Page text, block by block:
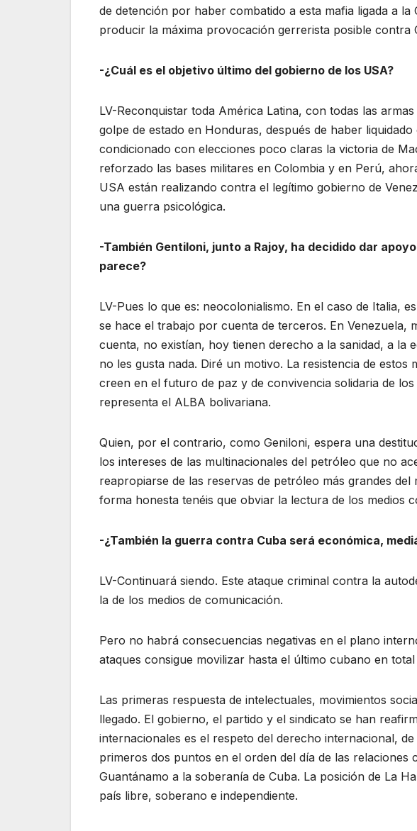
de detención por haber combatido a esta mafia ligada a
producir la máxima provocación gerrerista posible contra
-¿Cuál es el objetivo último del gobierno de los USA?
LV-Reconquistar toda América Latina, con todas las
golpe de estado en Honduras, después de haber
condicionado con elecciones poco claras la victoria de
reforzado las bases militares en Colombia y en Perú,
USA están realizando contra el legítimo gobierno de
una guerra psicológica.
-También Gentiloni, junto a Rajoy, ha decidido dar
parece?
LV-Pues lo que es: neocolonialismo. En el caso de Italia,
se hace el trabajo por cuenta de terceros. En Venezuela,
cuenta, no existían, hoy tienen derecho a la sanidad, a la
no les gusta nada. Diré un motivo. La resistencia de
creen en el futuro de paz y de convivencia solidaria de
representa el ALBA bolivariana.
Quien, por el contrario, como Geniloni, espera una
los intereses de las multinacionales del petróleo que no
reapropiarse de las reservas de petróleo más grandes
forma honesta tenéis que obviar la lectura de los medios
-¿También la guerra contra Cuba será económica,
LV-Continuará siendo. Este ataque criminal contra la
la de los medios de comunicación.
Pero no habrá consecuencias negativas en el plano
ataques consigue movilizar hasta el último cubano en
Las primeras respuesta de intelectuales, movimientos
llegado. El gobierno, el partido y el sindicato se han
internacionales es el respeto del derecho internacional,
primeros dos puntos en el orden del día de las
Guantánamo a la soberanía de Cuba. La posición de La
país libre, soberano e independiente.